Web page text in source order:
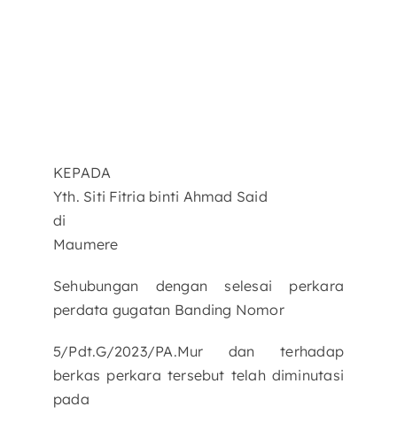
KEPADA
Yth. Siti Fitria binti Ahmad Said
di
Maumere
Sehubungan dengan selesai perkara
perdata gugatan Banding Nomor
5/Pdt.G/2023/PA.Mur dan terhadap
berkas perkara tersebut telah diminutasi
pada